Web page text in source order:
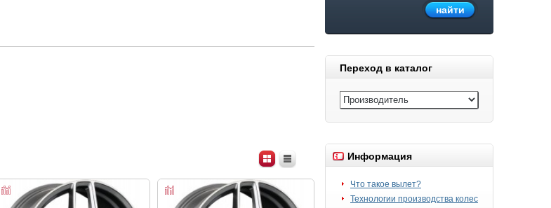
Переход в каталог
Информация
Что такое вылет?
Технологии производства колес